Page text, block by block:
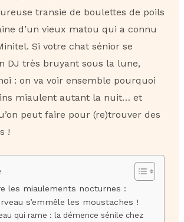
transie de boulettes de poils
d’un vieux matou qui a connu
Si votre chat sénior se
DJ très bruyant sous la lune,
: on va voir ensemble pourquoi
miaulent autant la nuit… et
peut faire pour (re)trouver des
!
les miaulements nocturnes :
s’emmêle les moustaches !
qui rame : la démence sénile chez